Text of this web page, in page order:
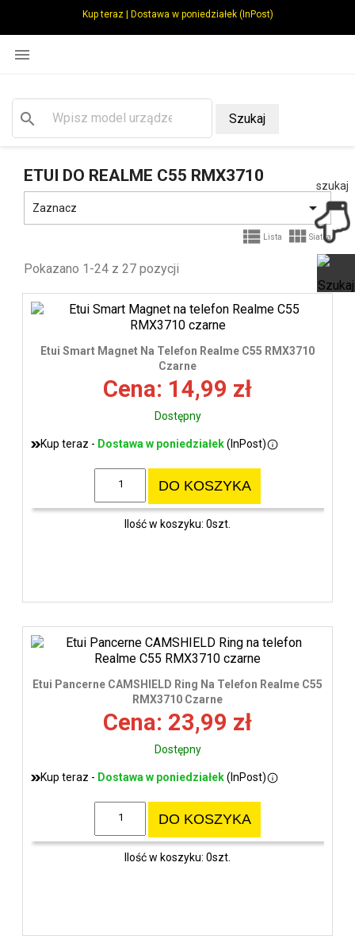
Kup teraz | Dostawa w poniedziałek (InPost)

search Szukaj
ETUI DO REALME C55 RMX3710
Zaznacz 
 Lista  Siatka
Pokazano 1-24 z 27 pozycji
Etui Smart Magnet Na Telefon Realme C55 RMX3710
Czarne
Cena: 14,99 zł
Dostępny
Kup teraz - Dostawa w poniedziałek(InPost)
DO KOSZYKA
Ilość w koszyku: 0szt.
Etui Pancerne CAMSHIELD Ring Na Telefon Realme C55
RMX3710 Czarne
Cena: 23,99 zł
Dostępny
Kup teraz - Dostawa w poniedziałek(InPost)
DO KOSZYKA
Ilość w koszyku: 0szt.
szukaj